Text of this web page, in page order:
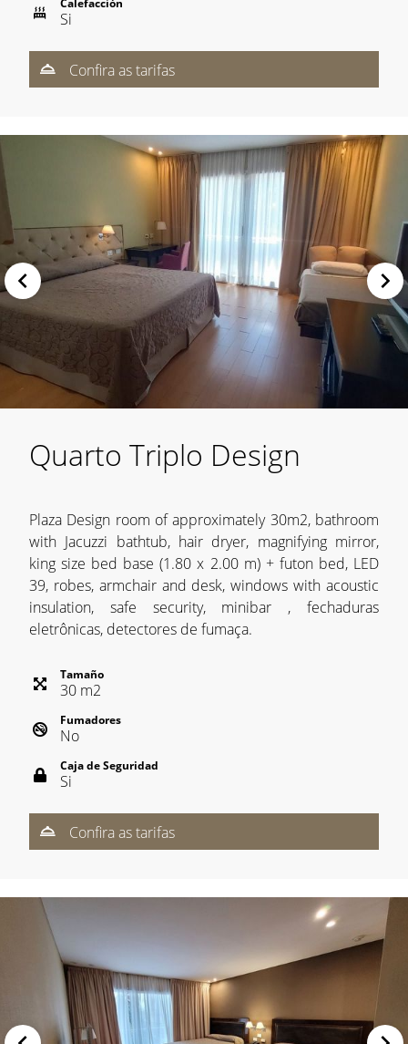
Calefacción
Si
Confira as tarifas
Quarto Triplo Design
Plaza Design room of approximately 30m2, bathroom
with Jacuzzi bathtub, hair dryer, magnifying mirror,
king size bed base (1.80 x 2.00 m) + futon bed, LED
39, robes, armchair and desk, windows with acoustic
insulation, safe security, minibar , fechaduras
eletrônicas, detectores de fumaça.
Tamaño
30 m2
Fumadores
No
Caja de Seguridad
Si
Confira as tarifas